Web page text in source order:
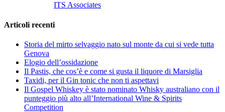
ITS Associates
Articoli recenti
Storia del mirto selvaggio nato sul monte da cui si vede tutta
Genova
Elogio dell’ossidazione
Il Pastis, che cos’è e come si gusta il liquore di Marsiglia
Taxidi, per il Gin tonic che non ti aspettavi
Il Gospel Whiskey è stato nominato Whisky australiano con il
punteggio più alto all’International Wine & Spirits
Competition